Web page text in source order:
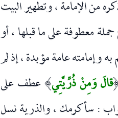
من الإمامة ، وتطهير البيت
معطوفة على ما قبلها ، أو
وإمامته عامة مؤبدة ، إذ لم
قالَ وَمِنْ ذُرِّيَّتِي)عطف على
: سأكرمك ، والذرية نسل